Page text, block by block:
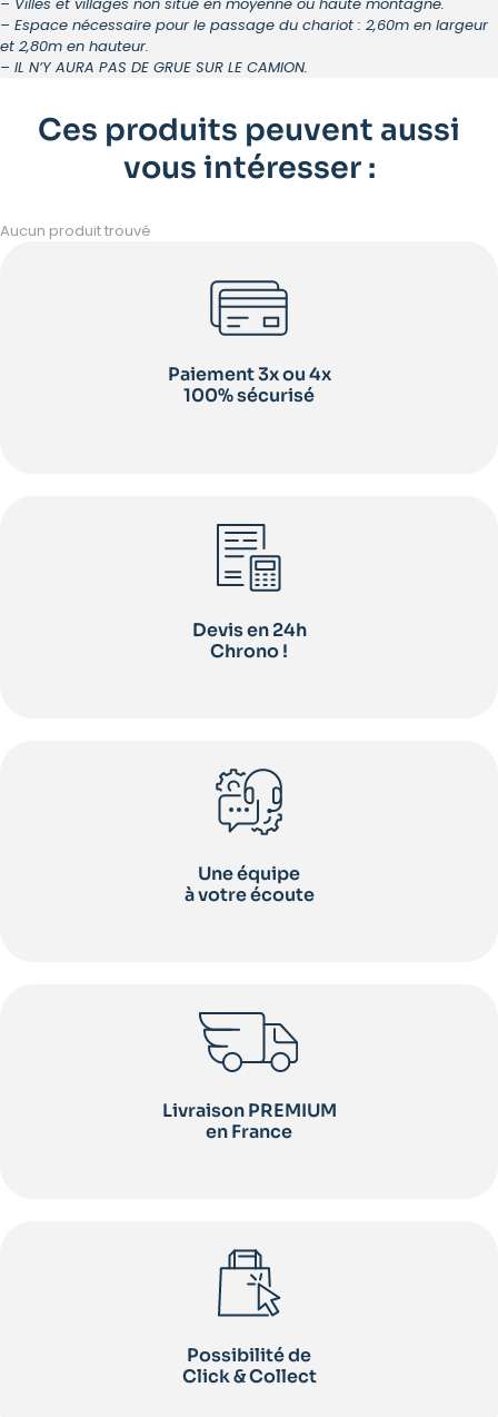
– Villes et villages non situé en moyenne ou haute montagne.
– Espace nécessaire pour le passage du chariot : 2,60m en largeur
et 2,80m en hauteur.
– IL N’Y AURA PAS DE GRUE SUR LE CAMION.
Ces produits peuvent aussi
vous intéresser :
Aucun produit trouvé
Paiement 3x ou 4x
100% sécurisé
Devis en 24h
Chrono !
Une équipe
à votre écoute
Livraison PREMIUM
en France
Possibilité de
Click & Collect